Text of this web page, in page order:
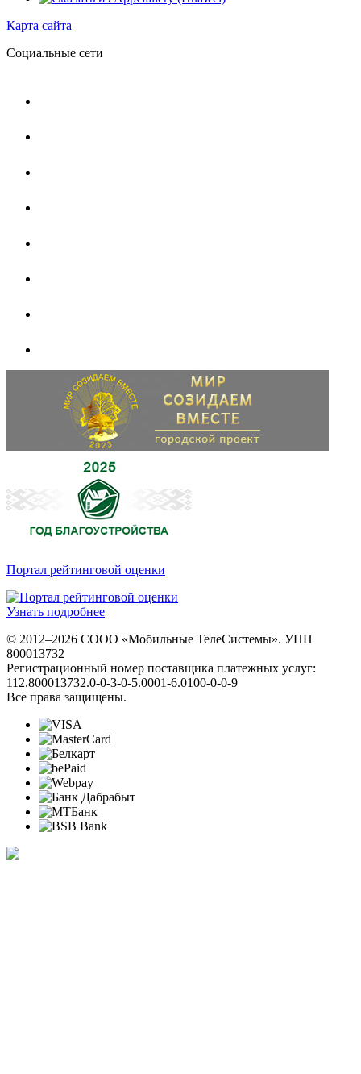
Карта сайта
Социальные сети
Портал рейтинговой оценки
Узнать подробнее
© 2012–2026 СООО «Мобильные ТелеСистемы». УНП
800013732
Регистрационный номер поставщика платежных услуг:
112.800013732.0-0-3-0-5.0001-6.0100-0-0-9
Все права защищены.